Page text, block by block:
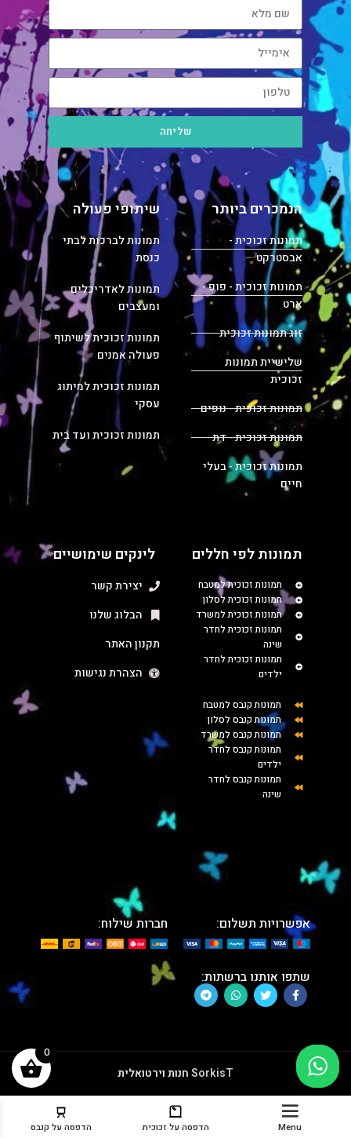
שליחה
הנמכרים ביותר
תמונות זכוכית -
אבסטרקט
תמונות זכוכית - פופ -
ארט
זוג תמונות זכוכית
שלישיית תמונות
זכוכית
תמונות זכוכית - נופים
תמונות זכוכית - דת
תמונות זכוכית - בעלי
חיים
שיתופי פעולה
תמונות לברכות לבתי
כנסת
תמונות לאדריכלים
ומעצבים
תמונות זכוכית לשיתוף
פעולה אמנים
תמונות זכוכית למיתוג
עסקי
תמונות זכוכית ועד בית
תמונות לפי חללים
תמונות זכוכית למטבח
תמונות זכוכית לסלון
תמונות זכוכית למשרד
תמונות זכוכית לחדר
שינה
תמונות זכוכית לחדר
ילדים
תמונות קנבס למטבח
תמונות קנבס לסלון
תמונות קנבס למשרד
תמונות קנבס לחדר
ילדים
תמונות קנבס לחדר
שינה
לינקים שימושיים
יצירת קשר
הבלוג שלנו
תקנון האתר
הצהרת נגישות
אפשרויות תשלום: חברות שילוח:
שתפו אותנו ברשתות:
SorkisTחנות וירטואלית
0
Menu הדפסה על זכוכית הדפסה על קנבס